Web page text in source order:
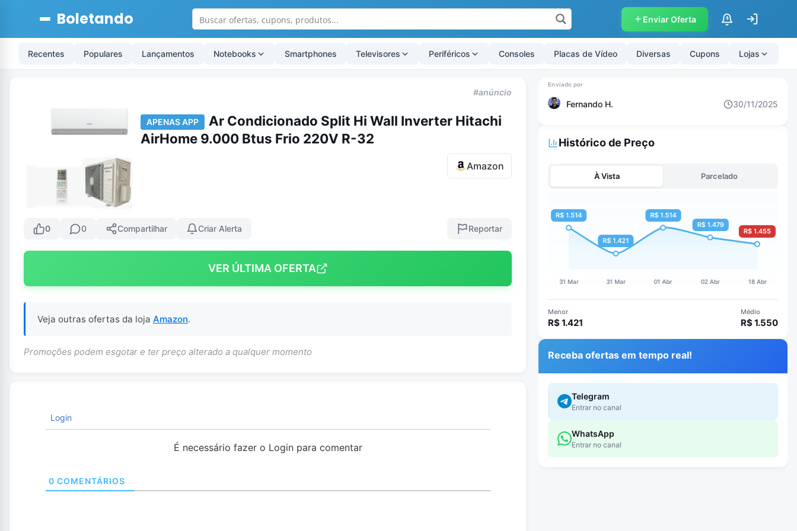
Boletando Enviar Oferta $
Recentes Populares Lançamentos Notebooks Smartphones Televisores Periféricos Consoles Placas de Vídeo Diversas Cupons Lojas
#anúncio
APENAS APP
Ar Condicionado Split Hi Wall Inverter Hitachi
AirHome 9.000 Btus Frio 220V R-32
Amazon
0 0 Compartilhar Criar Alerta Reportar
VER ÚLTIMA OFERTA
Veja outras ofertas da loja Amazon.
Promoções podem esgotar e ter preço alterado a qualquer momento
Login
É necessário fazer o Login para comentar
0 COMENTÁRIOS
Fernando H. 30/11/2025
Histórico de Preço
À Vista Parcelado
Menor
R$ 1.421
Médio
R$ 1.550
Receba ofertas em tempo real!
Telegram
Entrar no canal
WhatsApp
Entrar no canal